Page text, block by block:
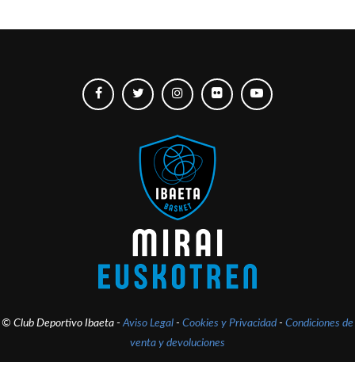
© Club Deportivo Ibaeta -Aviso Legal - Cookies y Privacidad - Condiciones de
venta y devoluciones